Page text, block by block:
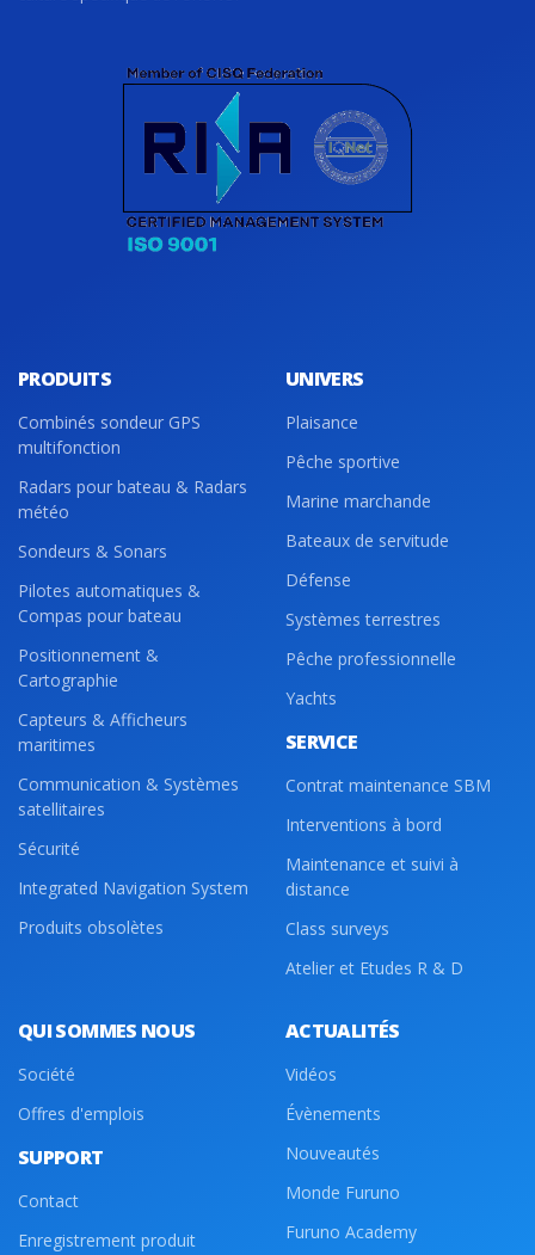
PRODUITS
Combinés sondeur GPS
multifonction
Radars pour bateau & Radars
météo
Sondeurs & Sonars
Pilotes automatiques &
Compas pour bateau
Positionnement &
Cartographie
Capteurs & Afficheurs
maritimes
Communication & Systèmes
satellitaires
Sécurité
Integrated Navigation System
Produits obsolètes
UNIVERS
Plaisance
Pêche sportive
Marine marchande
Bateaux de servitude
Défense
Systèmes terrestres
Pêche professionnelle
Yachts
SERVICE
Contrat maintenance SBM
Interventions à bord
Maintenance et suivi à
distance
Class surveys
Atelier et Etudes R & D
QUI SOMMES NOUS
Société
Offres d'emplois
SUPPORT
Contact
Enregistrement produit
ACTUALITÉS
Vidéos
Évènements
Nouveautés
Monde Furuno
Furuno Academy